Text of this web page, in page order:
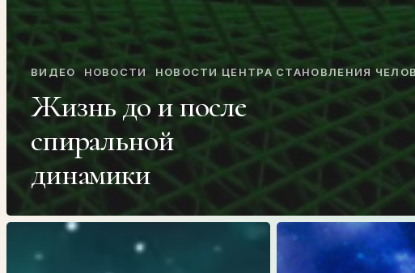
ВИДЕО НОВОСТИ НОВОСТИ ЦЕНТРА СТАНОВЛЕНИЯ
Жизнь до и после
спиральной
динамики